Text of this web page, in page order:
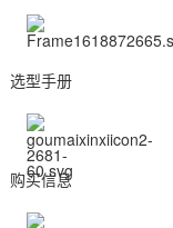
选型手册
购买信息